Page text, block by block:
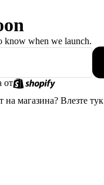
know when we launch.
от
на магазина? Влезте тук